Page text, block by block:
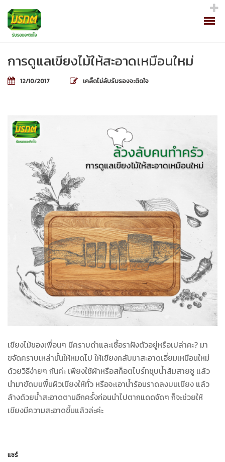
การดูแลเขียงไม้ให้สะอาดเหมือนใหม่
12/10/2017 เคล็ดไม่ลับรับรองจะติดใจ
เขียงไม้ของเพื่อนๆ มีคราบดำและเชื้อราฝังตัวอยู่หรือเปล่าคะ? มา
ขจัดคราบเหล่านั้นให้หมดไป ให้เขียงกลับมาสะอาดเอี่ยมเหมือนใหม่
ด้วยวิธีง่ายๆ กันค่ะ เพียงใช้ผ้าหรือสก็อตไบร์ทชุบน้ำส้มสายชู แล้ว
นำมาขัดบนพื้นผิวเขียงให้ทั่ว หรือจะเอาน้ำร้อนราดลงบนเขียง แล้ว
ล้างด้วยน้ำสะอาดตามอีกครั้งก่อนนำไปตากแดดจัดๆ ก็จะช่วยให้
เขียงมีความสะอาดขึ้นแล้วล่ะค่ะ
แชร์